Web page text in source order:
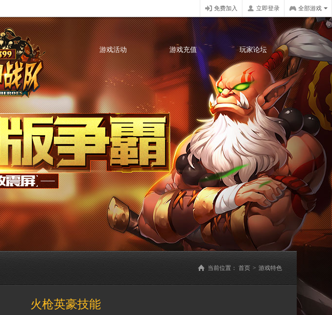
免费加入 立即登录 全部游戏
游戏活动 游戏充值 玩家论坛
当前位置： 首页 > 游戏特色
火枪英豪技能